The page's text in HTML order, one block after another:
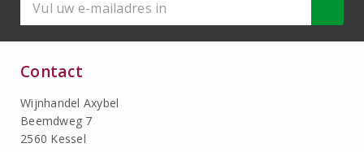
Contact
Wijnhandel Axybel
Beemdweg 7
2560 Kessel